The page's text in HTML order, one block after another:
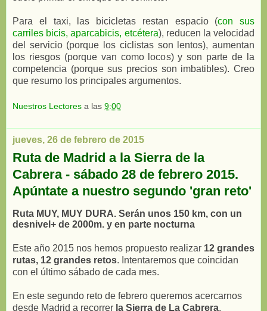
Para el taxi, las bicicletas restan espacio (con sus
carriles bicis, aparcabicis, etcétera), reducen la velocidad
del servicio (porque los ciclistas son lentos), aumentan
los riesgos (porque van como locos) y son parte de la
competencia (porque sus precios son imbatibles). Creo
que resumo los principales argumentos.
Nuestros Lectores a las 9:00
jueves, 26 de febrero de 2015
Ruta de Madrid a la Sierra de la
Cabrera - sábado 28 de febrero 2015.
Apúntate a nuestro segundo 'gran reto'
Ruta MUY, MUY DURA. Serán unos 150 km, con un
desnivel+ de 2000m. y en parte nocturna
Este año 2015 nos hemos propuesto realizar 12 grandes
rutas, 12 grandes retos. Intentaremos que coincidan
con el último sábado de cada mes.
En este segundo reto de febrero queremos acercarnos
desde Madrid a recorrer la Sierra de La Cabrera,